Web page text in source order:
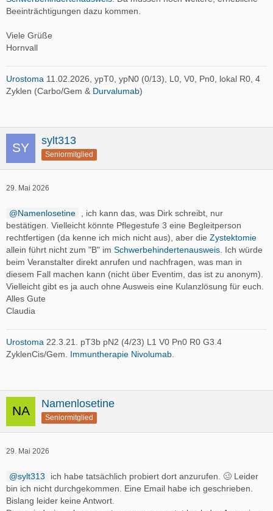
Beeinträchtigungen dazu kommen.
Viele Grüße
Hornvall
Urostoma 11.02.2026, ypT0, ypN0 (0/13), L0, V0, Pn0, lokal R0, 4
Zyklen (Carbo/Gem & Durvalumab)
sylt313
Seniormitglied
29. Mai 2026
Namenlosetine
, ich kann das, was Dirk schreibt, nur
bestätigen. Vielleicht könnte Pflegestufe 3 eine Begleitperson
rechtfertigen (da kenne ich mich nicht aus), aber die Zystektomie
allein führt nicht zum "B" im Schwerbehindertenausweis . Ich würde
beim Veranstalter direkt anrufen und nachfragen, was man in
diesem Fall machen kann (nicht über Eventim, das ist zu anonym).
Vielleicht gibt es ja auch ohne Ausweis eine Kulanzlösung für euch.
Alles Gute
Claudia
Urostoma 22.3.21. pT3b pN2 (4/23) L1 V0 Pn0 R0 G3.4
ZyklenCis/Gem. Immuntherapie Nivolumab
Namenlosetine
Seniormitglied
29. Mai 2026
sylt313
ich habe tatsächlich probiert dort anzurufen. 🥴 Leider
bin ich nicht durchgekommen. Eine Email habe ich geschrieben.
Bislang leider keine Antwort.